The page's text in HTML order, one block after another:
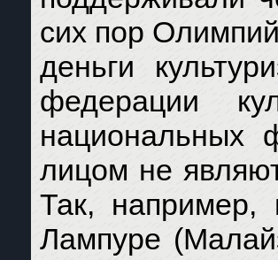
сих пор
деньги
федерации
национальных
лицом не
Так,
Лампуре